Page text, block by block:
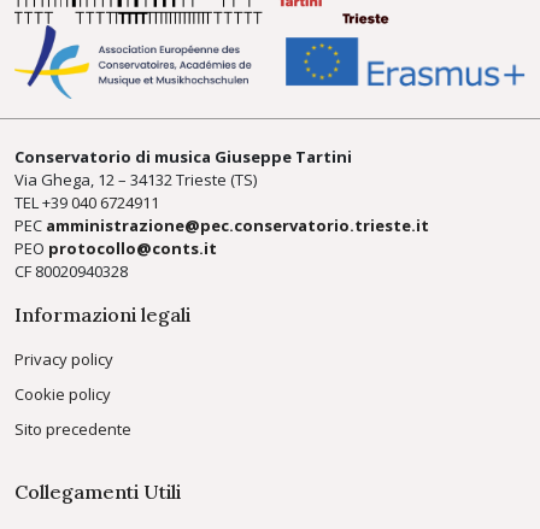
Conservatorio di musica Giuseppe Tartini
Via Ghega, 12 – 34132 Trieste (TS)
TEL +39040 6724911
PEC amministrazione@pec.conservatorio.trieste.it
PEO protocollo@conts.it
CF 80020940328
Informazioni legali
Privacy policy
Cookie policy
Sito precedente
Collegamenti Utili